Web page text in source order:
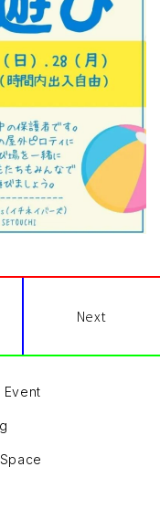
Next
Event